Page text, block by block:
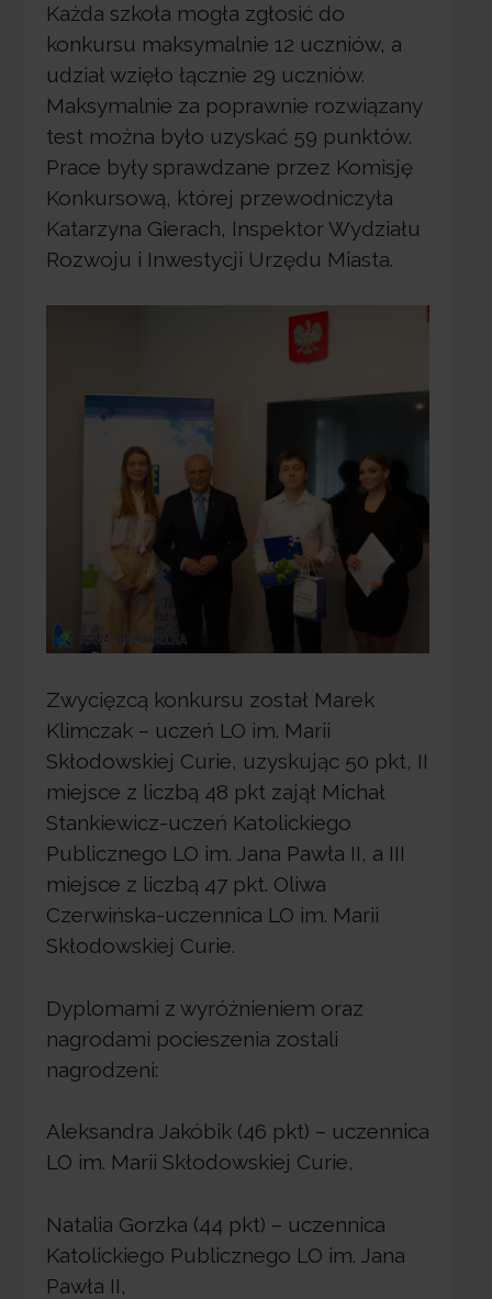
Każda szkoła mogła zgłosić do
konkursu maksymalnie 12 uczniów, a
udział wzięło łącznie 29 uczniów.
Maksymalnie za poprawnie rozwiązany
test można było uzyskać 59 punktów.
Prace były sprawdzane przez Komisję
Konkursową, której przewodniczyła
Katarzyna Gierach, Inspektor Wydziału
Rozwoju i Inwestycji Urzędu Miasta.
Zwycięzcą konkursu został Marek
Klimczak – uczeń LO im. Marii
Skłodowskiej Curie, uzyskując 50 pkt, II
miejsce z liczbą 48 pkt zajął Michał
Stankiewicz-uczeń Katolickiego
Publicznego LO im. Jana Pawła II, a III
miejsce z liczbą 47 pkt. Oliwa
Czerwińska-uczennica LO im. Marii
Skłodowskiej Curie.
Dyplomami z wyróżnieniem oraz
nagrodami pocieszenia zostali
nagrodzeni:
Aleksandra Jakóbik (46 pkt) – uczennica
LO im. Marii Skłodowskiej Curie,
Natalia Gorzka (44 pkt) – uczennica
Katolickiego Publicznego LO im. Jana
Pawła II,